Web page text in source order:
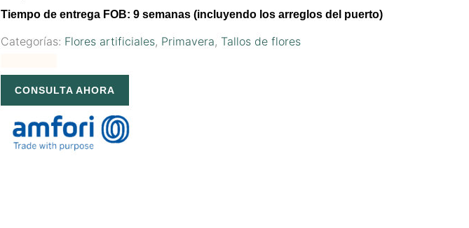
Tiempo de entrega FOB: 9 semanas (incluyendo los arreglos del puerto)
Categorías: Flores artificiales, Primavera, Tallos de flores
CONSULTA AHORA